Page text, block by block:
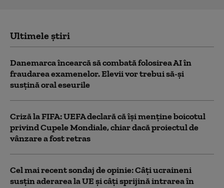
Ultimele știri
Danemarca încearcă să combată folosirea AI în
fraudarea examenelor. Elevii vor trebui să-şi
susţină oral eseurile
Criză la FIFA: UEFA declară că îşi menţine boicotul
privind Cupele Mondiale, chiar dacă proiectul de
vânzare a fost retras
Cel mai recent sondaj de opinie: Câți ucraineni
susțin aderarea la UE și câți sprijină intrarea în